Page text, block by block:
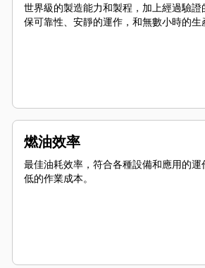
世界級的製造能力和製程，加上經過驗
保可靠性、安靜的運作，和無數小時的生
燃油效率
最佳油耗效率，符合各種設備和應用的
低的作業成本。